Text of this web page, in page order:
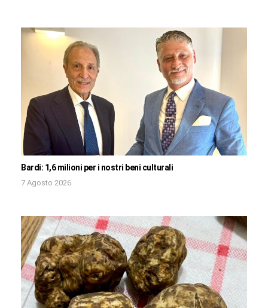
Bardi: 1,6 milioni per i nostri beni culturali
7 Agosto 2026